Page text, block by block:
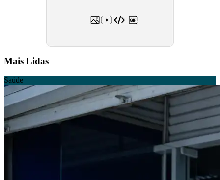
Mais Lidas
Saúde